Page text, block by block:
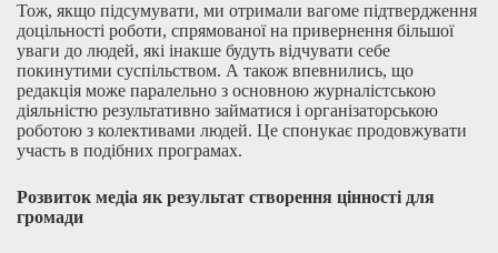
Тож, якщо підсумувати, ми отримали вагоме підтвердження
доцільності роботи, спрямованої на привернення більшої
уваги до людей, які інакше будуть відчувати себе
покинутими суспільством. А також впевнились, що
редакція може паралельно з основною журналістською
діяльністю результативно займатися і організаторською
роботою з колективами людей. Це спонукає продовжувати
участь в подібних програмах.
Розвиток медіа як результат створення цінності для
громади